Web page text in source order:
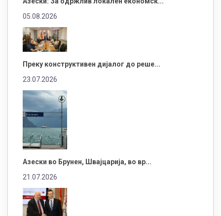
05.08.2026
Преку конструктивен дијалог до реше...
23.07.2026
Азески во Брунен, Швајцарија, во вр...
21.07.2026